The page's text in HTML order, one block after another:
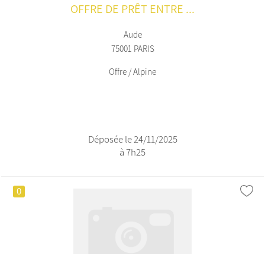
OFFRE DE PRÊT ENTRE ...
Aude
75001 PARIS
Offre / Alpine
Déposée le 24/11/2025
à 7h25
0